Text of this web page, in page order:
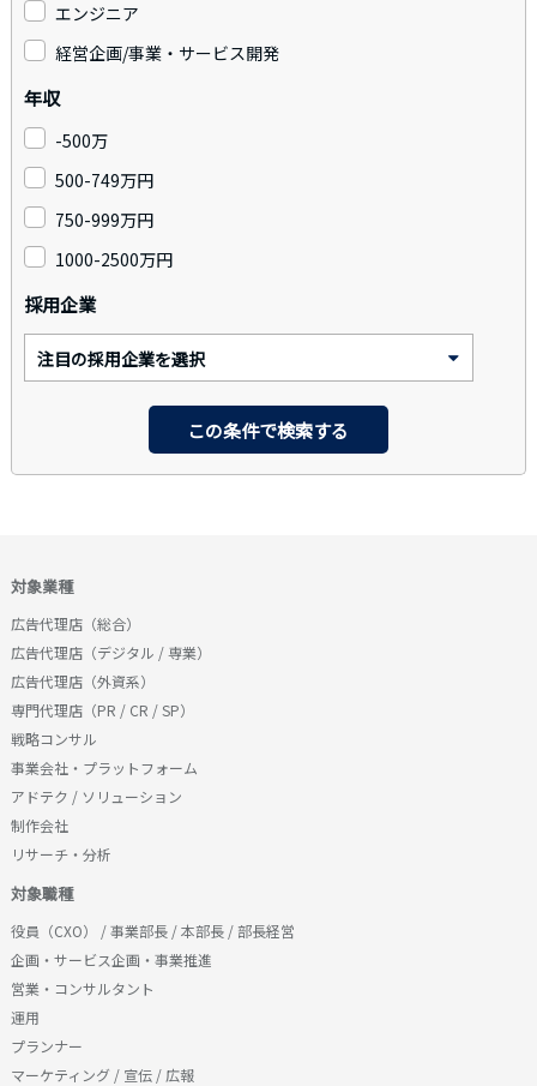
エンジニア
経営企画/事業・サービス開発
年収
-500万
500-749万円
750-999万円
1000-2500万円
採用企業
対象業種
広告代理店（総合）
広告代理店（デジタル / 専業）
広告代理店（外資系）
専門代理店（PR / CR / SP）
戦略コンサル
事業会社・プラットフォーム
アドテク / ソリューション
制作会社
リサーチ・分析
対象職種
役員（CXO） / 事業部長 / 本部長 / 部長経営
企画・サービス企画・事業推進
営業・コンサルタント
運用
プランナー
マーケティング / 宣伝 / 広報